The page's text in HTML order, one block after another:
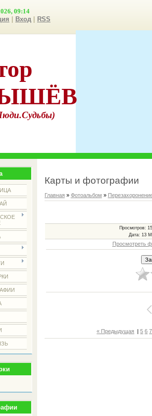
09:14
Вход RSS
Карты и фотографии
Главная » Фотоальбом »
Просмотров:
Дата: 13
Просмотреть
« Предыдущая |5 6 7